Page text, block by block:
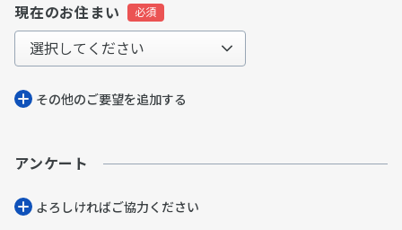
現在のお住まい
その他のご要望を追加する
アンケート
よろしければご協⼒ください